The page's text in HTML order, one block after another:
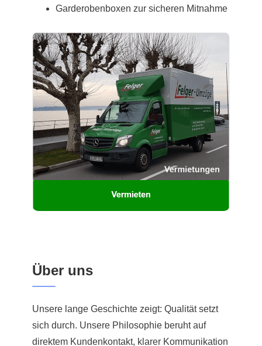
Garderobenboxen zur sicheren Mitnahme
Über uns
Unsere lange Geschichte zeigt: Qualität setzt
sich durch. Unsere Philosophie beruht auf
direktem Kundenkontakt, klarer Kommunikation